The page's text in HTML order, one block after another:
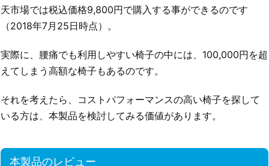
天市場では税込価格9,800円で購入する事ができるのです
（2018年7月25日時点）。
実際に、腰痛でも利用しやすい椅子の中には、100,000円を超
えてしまう高額な椅子もあるのです。
それを考えたら、コストパフォーマンスの高い椅子を探して
いる方は、本製品を検討してみる価値があります。
本製品のレビュー